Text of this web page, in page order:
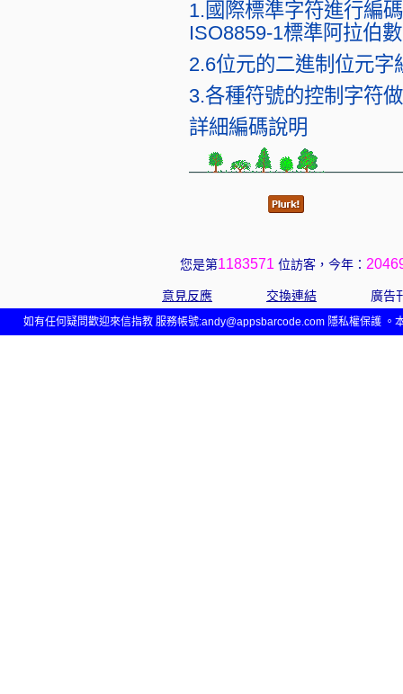
1.國際標準字符進行編
ISO8859-1標準阿拉伯
2.6位元的二進制位元字
3.各種符號的控制字符
詳細編碼說明
您是第1183571 位訪客，今年：
意見反應 交換連結 廣告
如有任何疑問歡迎來信指教 服務帳號:andy@appsbarcode.com隱私權保護 。